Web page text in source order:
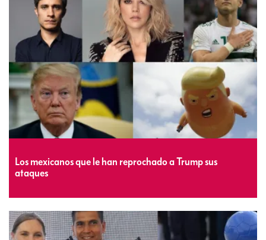
Los mexicanos que le han reprochado a Trump sus
ataques